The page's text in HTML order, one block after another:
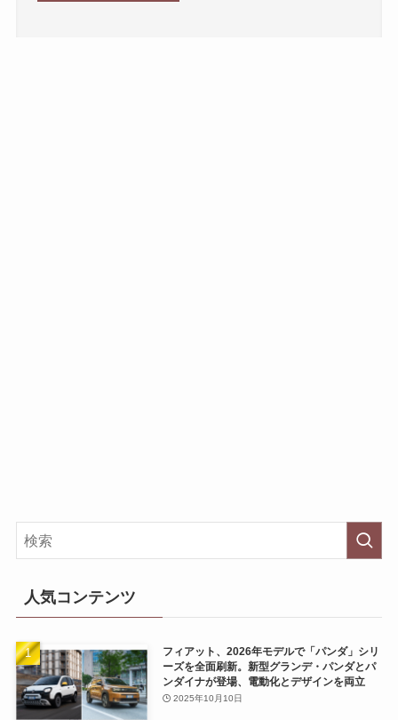
人気コンテンツ
フィアット、2026年モデルで「パンダ」シリ
ーズを全面刷新。新型グランデ・パンダとパ
ンダイナが登場、電動化とデザインを両立
2025年10月10日